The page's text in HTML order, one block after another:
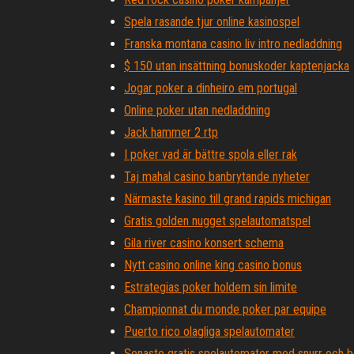
Spela rasande tjur online kasinospel
Franska montana casino liv intro nedladdning
$ 150 utan insättning bonuskoder kaptenjacka
Jogar poker a dinheiro em portugal
Online poker utan nedladdning
Jack hammer 2 rtp
I poker vad är bättre spola eller rak
Taj mahal casino banbrytande nyheter
Närmaste kasino till grand rapids michigan
Gratis golden nugget spelautomatspel
Gila river casino konsert schema
Nytt casino online king casino bonus
Estrategias poker holdem sin limite
Championnat du monde poker par equipe
Puerto rico olagliga spelautomater